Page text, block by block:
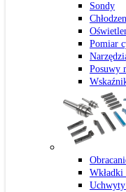
Sondy
Pomiar
Posuwy
Wkładki